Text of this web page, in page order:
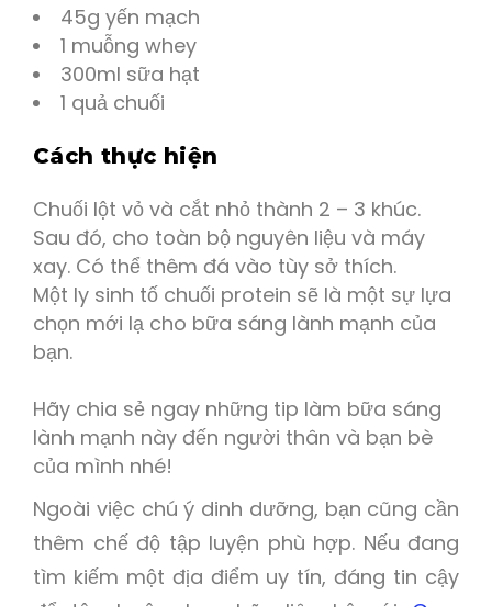
45g yến mạch
1 muỗng whey
300ml sữa hạt
1 quả chuối
Cách thực hiện
Chuối lột vỏ và cắt nhỏ thành 2 – 3 khúc.
Sau đó, cho toàn bộ nguyên liệu và máy
xay. Có thể thêm đá vào tùy sở thích.
Một ly sinh tố chuối protein sẽ là một sự lựa
chọn mới lạ cho bữa sáng lành mạnh của
bạn.
Hãy chia sẻ ngay những tip làm bữa sáng
lành mạnh này đến người thân và bạn bè
của mình nhé!
Ngoài việc chú ý dinh dưỡng, bạn cũng cần
thêm chế độ tập luyện phù hợp. Nếu đang
tìm kiếm một địa điểm uy tín, đáng tin cậy